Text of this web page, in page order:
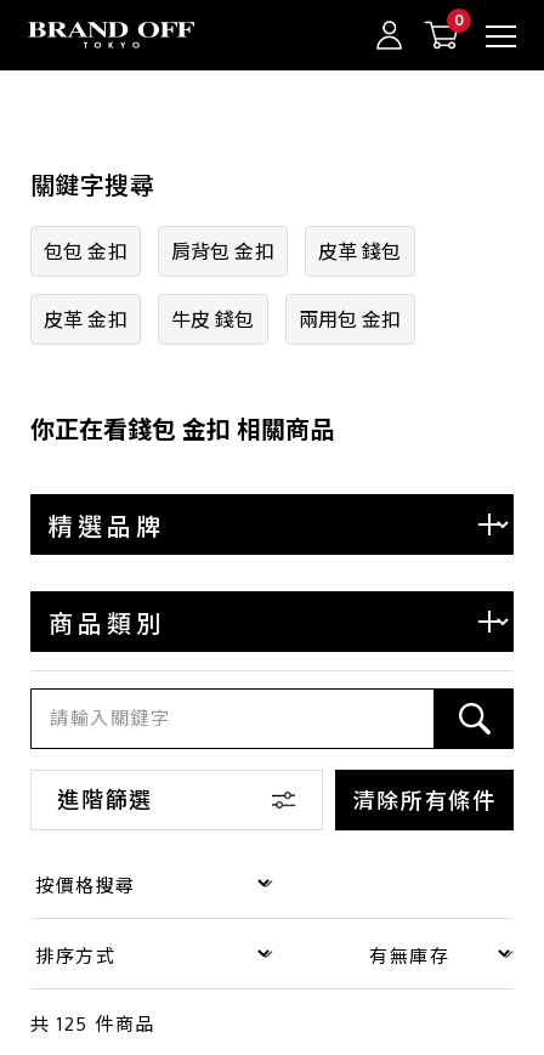
中古名牌業界No.1的BRAND OFF。BRAND OFF官網購物/h1>
登入/註冊 我的最愛
關鍵字搜尋
包包 金扣 肩背包 金扣 皮革 錢包
皮革 金扣 牛皮 錢包 兩用包 金扣
你正在看錢包 金扣 相關商品
進階篩選 清除所有條件
HERMES
CHANEL
LOUIS VUITTON
GUCCI
BVLGARI
TIFFANY
BOTTEGA VENETA
COACH
LOEWE
SAINT LAURENT
其他
商品類別
包款
錢包·飾物
手錶
共 125 件商品